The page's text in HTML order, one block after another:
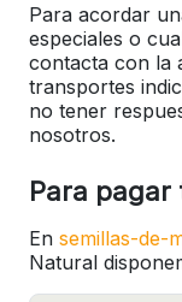
Para acordar
especiales o
contacta con la
transportes
no tener
nosotros.
Para pagar
En semillas-de-
Natural